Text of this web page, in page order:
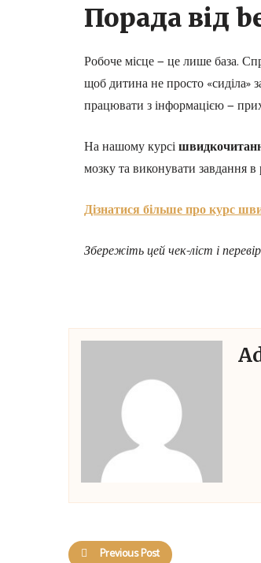
Порада від
Робоче місце — це лише база.
щоб дитина не просто «сиділа»
працювати з інформацією —
На нашому курсі
мозку та виконувати завдання
Дізнатися більше про курс
Збережіть цей чек-ліст і
Previous Post